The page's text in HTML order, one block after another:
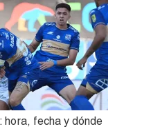
hora, fecha y dónde